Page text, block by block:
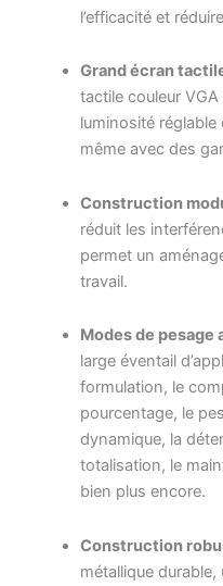
l’efficacité et
Grand écran
tactile couleur
luminosité
même avec des
Construction
réduit les
permet un
travail.
Modes de pesage
large éventail
formulation, le
pourcentage, le
dynamique, la
totalisation, le
bien plus encore.
Construction
métallique